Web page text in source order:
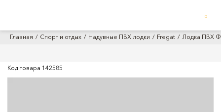
0
Главная Спорт и отдых Надувные ПВХ лодки Fregat Лодка ПВХ
Код товара 142585